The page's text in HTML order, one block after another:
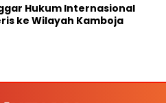
Hukum Internasional
ke Wilayah Kamboja